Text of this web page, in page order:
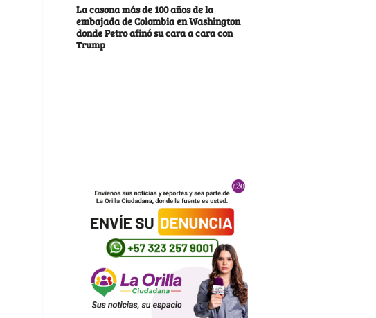
La casona más de 100 años de la
embajada de Colombia en Washington
donde Petro afinó su cara a cara con
Trump